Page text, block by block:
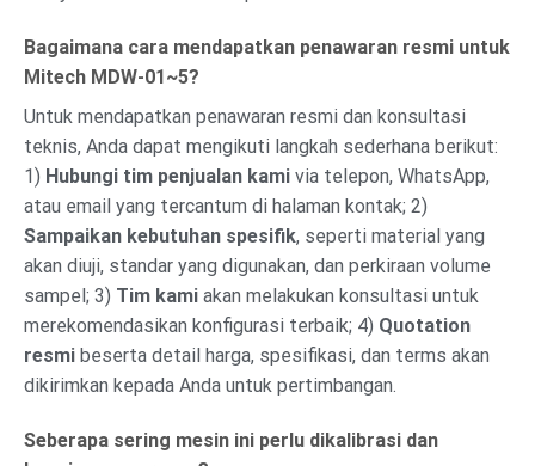
Bagaimana cara mendapatkan penawaran resmi untuk
Mitech MDW-01~5?
Untuk mendapatkan penawaran resmi dan konsultasi
teknis, Anda dapat mengikuti langkah sederhana berikut:
1) Hubungi tim penjualan kami via telepon, WhatsApp,
atau email yang tercantum di halaman kontak; 2)
Sampaikan kebutuhan spesifik, seperti material yang
akan diuji, standar yang digunakan, dan perkiraan volume
sampel; 3) Tim kami akan melakukan konsultasi untuk
merekomendasikan konfigurasi terbaik; 4) Quotation
resmi beserta detail harga, spesifikasi, dan terms akan
dikirimkan kepada Anda untuk pertimbangan.
Seberapa sering mesin ini perlu dikalibrasi dan